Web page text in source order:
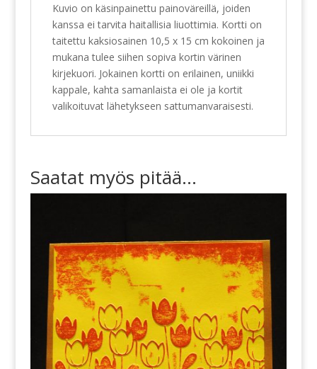
Kuvio on käsinpainettu painoväreillä, joiden
kanssa ei tarvita haitallisia liuottimia. Kortti on
taitettu kaksiosainen 10,5 x 15 cm kokoinen ja
mukana tulee siihen sopiva kortin värinen
kirjekuori. Jokainen kortti on erilainen, uniikki
kappale, kahta samanlaista ei ole ja kortit
valikoituvat lähetykseen sattumanvaraisesti.
Saatat myös pitää...